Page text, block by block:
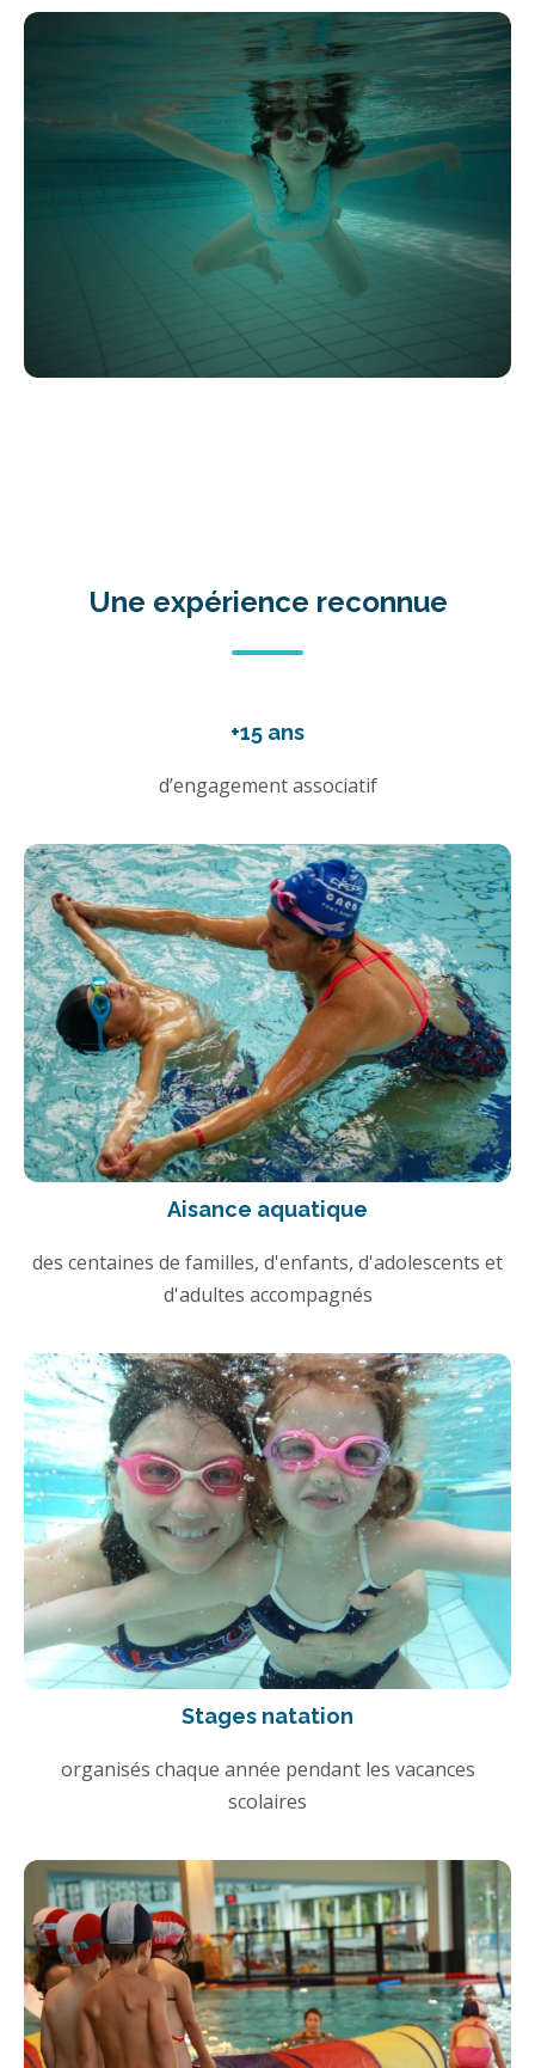
Une expérience reconnue
+15 ans
d’engagement associatif
Aisance aquatique
des centaines de familles, d'enfants, d'adolescents et
d'adultes accompagnés
Stages natation
organisés chaque année pendant les vacances
scolaires